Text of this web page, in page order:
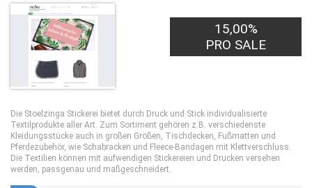
15,00%
PRO SALE
Die Stoelzinga Stickerei bietet durch Druck und Stick individualisierte
Textilprodukte aller Art. Zum Sortiment gehören z.B. verschiedenste
Kleidungsstücke auch in großen Größen, Tischdecken, Fußmatten und
Pferdezubehör, wie Schabracken und Fleece-Bandagen mit Klettverschluss.
Die Textilien können mit aufwendigen Stickereien und Drucken versehen
werden, passgenau und maßgeschneidert.